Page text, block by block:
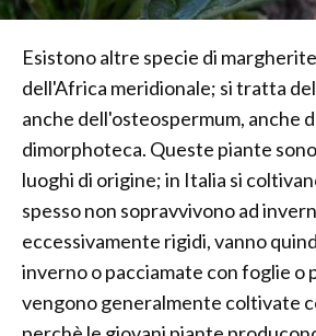
Esistono altre specie di
dell'Africa meridionale; si tratta
anche dell'osteospermum, anche
dimorphoteca. Queste piante
luoghi di origine; in Italia si
spesso non sopravvivono ad
eccessivamente rigidi, vanno
inverno o pacciamate con foglie o
vengono generalmente coltivate